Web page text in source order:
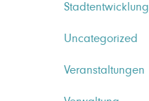
Stadtentwicklung
Uncategorized
Veranstaltungen